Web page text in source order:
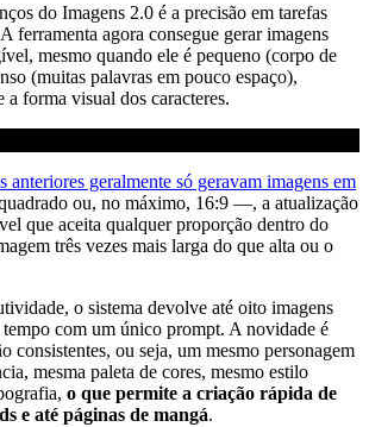
do Imagens 2.0 é a precisão em tarefas
ferramenta agora consegue gerar imagens
mesmo quando ele é pequeno (corpo de
(muitas palavras em pouco espaço),
a forma visual dos caracteres.
anteriores geralmente só geravam imagens em
ou, no máximo, 16:9 —, a atualização
que aceita qualquer proporção dentro do
três vezes mais larga do que alta ou o
o sistema devolve até oito imagens
tempo com um único prompt. A novidade é
consistentes, ou seja, um mesmo personagem
mesma paleta de cores, mesmo estilo
o que permite a criação rápida de
e até páginas de mangá.